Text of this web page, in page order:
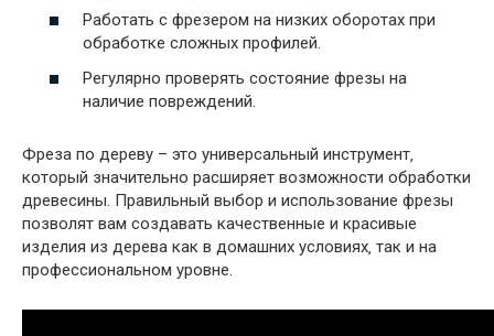
Работать с фрезером на низких оборотах при
обработке сложных профилей.
Регулярно проверять состояние фрезы на
наличие повреждений.
Фреза по дереву – это универсальный инструмент‚
который значительно расширяет возможности обработки
древесины. Правильный выбор и использование фрезы
позволят вам создавать качественные и красивые
изделия из дерева как в домашних условиях‚ так и на
профессиональном уровне.